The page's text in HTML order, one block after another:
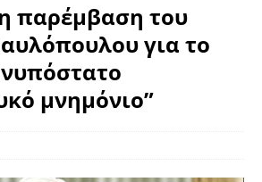
παρέμβαση του
για το
μνημόνιο”